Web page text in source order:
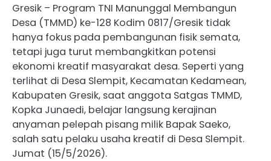
Gresik – Program TNI Manunggal Membangun
Desa (TMMD) ke-128 Kodim 0817/Gresik tidak
hanya fokus pada pembangunan fisik semata,
tetapi juga turut membangkitkan potensi
ekonomi kreatif masyarakat desa. Seperti yang
terlihat di Desa Slempit, Kecamatan Kedamean,
Kabupaten Gresik, saat anggota Satgas TMMD,
Kopka Junaedi, belajar langsung kerajinan
anyaman pelepah pisang milik Bapak Saeko,
salah satu pelaku usaha kreatif di Desa Slempit.
Jumat (15/5/2026).